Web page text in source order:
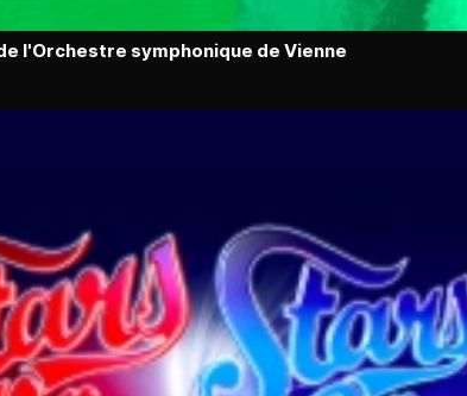
l'Orchestre symphonique de Vienne